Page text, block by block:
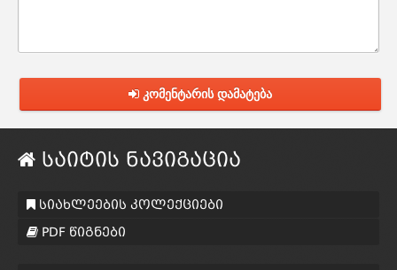
კომენტარის დამატება
საიტის ნავიგაცია
სიახლეების კოლექციები
PDF წიგნები